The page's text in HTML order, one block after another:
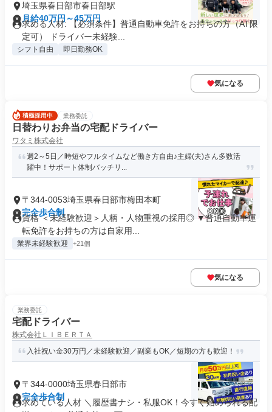
埼玉県春日部市春日部駅
月給40万円～45万円
求める人材: 【必須条件】普通自動車免許をお持ちの方（AT限
定可） ドライバー未経験...
シフト自由 即日勤務OK
気になる
業務委託
日替わりお弁当の宅配ドライバー
ワタミ株式会社
週2～5日／時短やフルタイムなど働き方自由♪主婦(夫)さん多数活
躍中！サポート体制バッチリ...
〒344-0053埼玉県春日部市梅田本町
完全歩合制
資格 ＜未経験歓迎＞人柄・人物重視の採用◎ ▼普通自動車運
転免許をお持ちの方は自家用...
業界未経験歓迎 +21個
気になる
業務委託
宅配ドライバー
株式会社ＬＩＢＥＲＴＡ
入社祝い金30万円／未経験歓迎／副業もOK／短期の方も歓迎！
〒344-0000埼玉県春日部市
完全歩合制
求めている人材 ＼履歴書ナシ・私服OK！今すぐ始められる配